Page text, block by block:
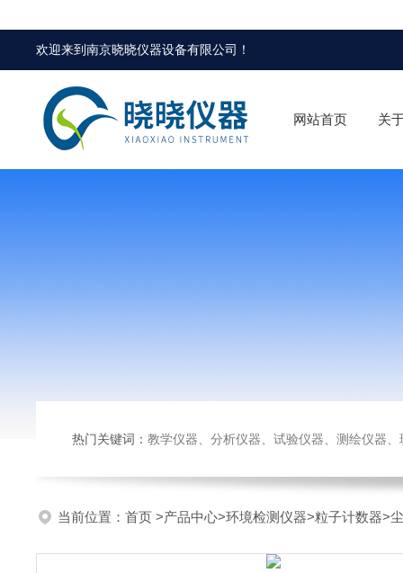
欢迎来到南京晓晓仪器设备有限公司 ！
网站首页 关
热门关键词： 教学仪器、分析仪器、试验仪器、测绘仪器、玻璃仪
当前位置： 首页 >产品中心>环境检测仪器>粒子计数器>